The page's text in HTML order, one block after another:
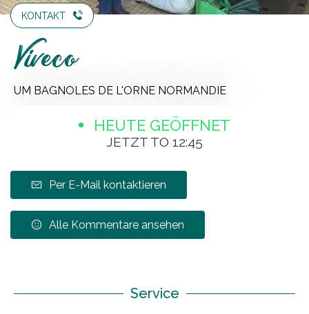
KONTAKT
Viveco
UM BAGNOLES DE L'ORNE NORMANDIE
HEUTE GEÖFFNET
JETZT TO 12:45
Per E-Mail kontaktieren
Alle Kommentare ansehen
Service